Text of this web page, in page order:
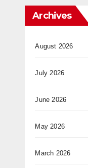
Archives
August 2026
July 2026
June 2026
May 2026
March 2026